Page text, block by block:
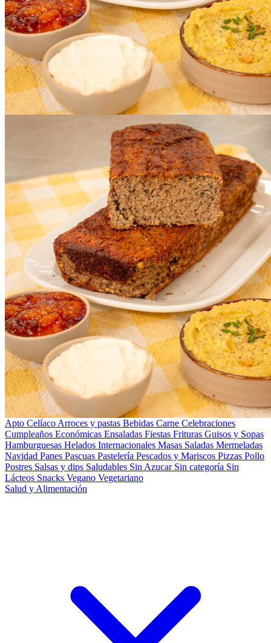
Apto Celíaco Arroces y pastas Bebidas Carne Celebraciones
Cumpleaños Económicas Ensaladas Fiestas Frituras Guisos y Sopas
Hamburguesas Helados Internacionales Masas Saladas Mermeladas
Navidad Panes Pascuas Pastelería Pescados y Mariscos Pizzas Pollo
Postres Salsas y dips Saludables Sin Azucar Sin categoría Sin
Lácteos Snacks Vegano Vegetariano
Salud y Alimentación